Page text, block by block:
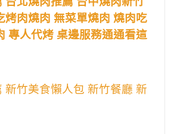
烤肉燒肉 無菜單燒肉 燒肉吃
專人代烤 桌邊服務通通看這
新竹美食懶人包 新竹餐廳 新